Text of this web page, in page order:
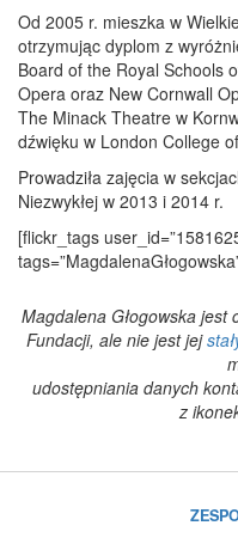
Od 2005 r. mieszka w
otrzymując dyplom z
Board of the Royal Schools
Opera oraz New Cornwall
The Minack Theatre w
dźwięku w London College
Prowadziła zajęcia w
Niezwykłej w 2013 i 2014 r.
[flickr_tags
Magdalena Głogowska jest
Fundacji, ale nie jest jej
udostępniania danych
z